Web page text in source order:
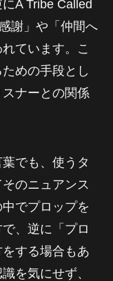
A Tribe Called
謝」や「仲間へ
ています。こ
めの手段とし
ナーとの関係
でも、使うタ
のニュアンス
でプロップを
、逆に「プロ
する場合もあ
を気にせず、